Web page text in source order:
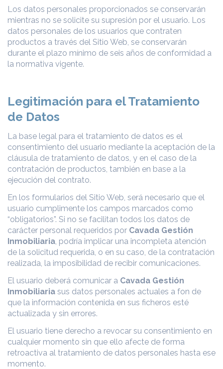
Los datos personales proporcionados se conservarán
mientras no se solicite su supresión por el usuario. Los
datos personales de los usuarios que contraten
productos a través del Sitio Web, se conservarán
durante el plazo mínimo de seis años de conformidad a
la normativa vigente.
Legitimación para el Tratamiento
de Datos
La base legal para el tratamiento de datos es el
consentimiento del usuario mediante la aceptación de la
cláusula de tratamiento de datos, y en el caso de la
contratación de productos, también en base a la
ejecución del contrato.
En los formularios del Sitio Web, será necesario que el
usuario cumplimente los campos marcados como
“obligatorios”. Si no se facilitan todos los datos de
carácter personal requeridos por Cavada Gestión
Inmobiliaria, podría implicar una incompleta atención
de la solicitud requerida, o en su caso, de la contratación
realizada, la imposibilidad de recibir comunicaciones.
El usuario deberá comunicar a Cavada Gestión
Inmobiliaria sus datos personales actuales a fon de
que la información contenida en sus ficheros esté
actualizada y sin errores.
El usuario tiene derecho a revocar su consentimiento en
cualquier momento sin que ello afecte de forma
retroactiva al tratamiento de datos personales hasta ese
momento.